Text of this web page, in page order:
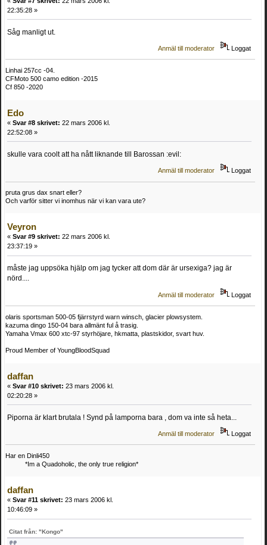
22:35:28 »
Såg manligt ut.
Anmäl till moderator Loggat
Linhai 257cc -04.
CFMoto 500 camo edition -2015
Cf 850 -2020
Edo
« Svar #8 skrivet: 22 mars 2006 kl.
22:52:08 »
skulle vara coolt att ha nått liknande till Barossan :evil:
Anmäl till moderator Loggat
pruta grus dax snart eller?
Och varför sitter vi inomhus när vi kan vara ute?
Veyron
« Svar #9 skrivet: 22 mars 2006 kl.
23:37:19 »
måste jag uppsöka hjälp om jag tycker att dom där är ursexiga? jag är
nörd....
Anmäl till moderator Loggat
olaris sportsman 500-05 fjärrstyrd warn winsch, glacier plowsystem.
kazuma dingo 150-04 bara allmänt ful å trasig.
Yamaha Vmax 600 xtc-97 styrhöjare, hkmatta, plastskidor, svart huv.
Proud Member of YoungBloodSquad
daffan
« Svar #10 skrivet: 23 mars 2006 kl.
02:20:28 »
Piporna är klart brutala ! Synd på lamporna bara , dom va inte så heta...
Anmäl till moderator Loggat
Har en Dinli450
*Im a Quadoholic, the only true religion*
daffan
« Svar #11 skrivet: 23 mars 2006 kl.
10:46:09 »
Citat från: "Kongo"